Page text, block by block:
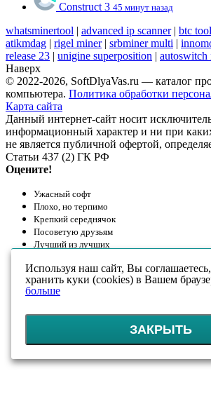
Construct 3 45 минут назад
whatsminertool | advanced ip scanner| btc
atikmdag | rigel miner| srbminer multi |
release 23 | unigine superposition | autoswitch
Наверх
© 2022-2026, SoftDlyaVas.ru — каталог
компьютера. Политика обработки
Карта сайта
Данный интернет-сайт носит
информационный характер и ни при
не является публичной офертой,
Статьи 437 (2) ГК РФ
Оцените!
Ужасный софт
Плохо, но терпимо
Крепкий середнячок
Посоветую друзьям
Лучший из лучших
Используя наш сайт, Вы
хранить куки (cookies) в Вашем
больше
ЗАКРЫТЬ